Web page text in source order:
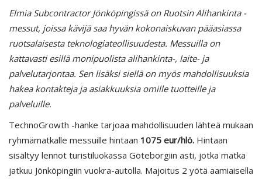
Elmia Subcontractor Jönköpingissä on Ruotsin Alihankinta -
messut, joissa kävijä saa hyvän kokonaiskuvan pääasiassa
ruotsalaisesta teknologiateollisuudesta. Messuilla on
kattavasti esillä monipuolista alihankinta-, laite- ja
palvelutarjontaa. Sen lisäksi siellä on myös mahdollisuuksia
hakea kontakteja ja asiakkuuksia omille tuotteille ja
palveluille.
TechnoGrowth -hanke tarjoaa mahdollisuuden lähteä mukaan
ryhmämatkalle messuille hintaan 1075 eur/hlö. Hintaan
sisältyy lennot turistiluokassa Göteborgiin asti, jotka matka
jatkuu Jönköpingiin vuokra-autolla. Majoitus 2 yötä aamiaisella